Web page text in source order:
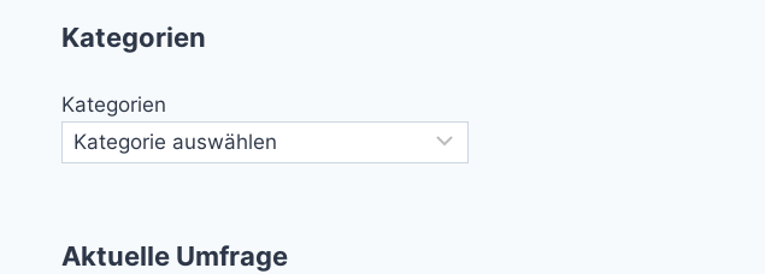
Kategorien
Kategorien
Aktuelle Umfrage